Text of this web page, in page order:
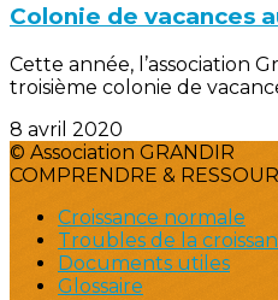
Colonie de vacances
Cette année, l’association
troisième colonie de
8 avril 2020
© Association GRANDIR
COMPRENDRE &
Croissance normale
Troubles de la
Documents utiles
Glossaire